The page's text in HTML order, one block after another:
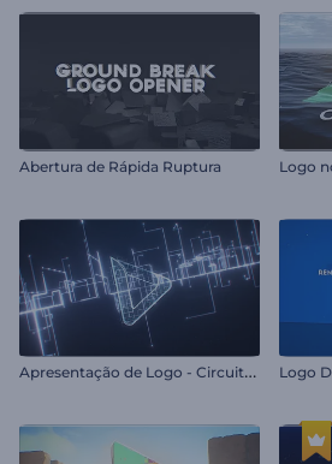
Abertura de Rápida Ruptura Logo
A
presentação de Logo - Circuito Digital Logo